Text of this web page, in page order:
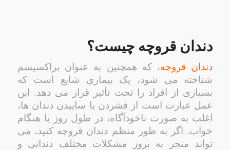
دندان قروچه چیست؟
دندان قروچه، که همچنین به عنوان براکسیسم
شناخته می شود، یک بیماری شایع است که
بسیاری از افراد را تحت تأثیر قرار می دهد. این
عمل عبارت است از فشردن یا ساییدن دندان ها،
اغلب به صورت ناخودآگاه، در طول روز یا هنگام
خواب. اگر به طور منظم دندان قروچه کنید، می
تواند منجر به بروز مشکلات مختلف دندانی و